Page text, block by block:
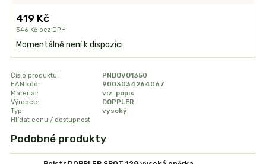
419 Kč
346 Kč bez DPH
Momentálně není k dispozici
Číslo produktu:
PNDOVO1350
EAN kód:
9003034264067
Materiál:
viz. popis
Výrobce:
DOPPLER
Typ:
vysoký
Hlídat cenu / dostupnost
Podobné produkty